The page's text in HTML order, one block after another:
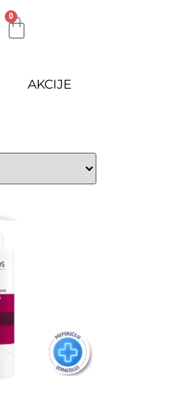
0
AKCIJE